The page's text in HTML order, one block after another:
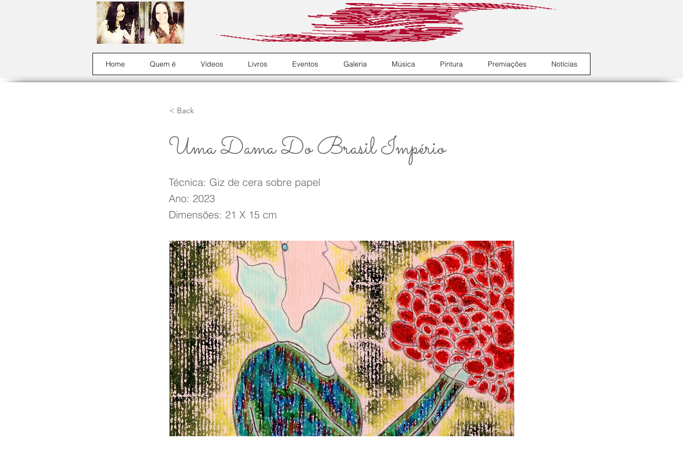
Home Quem é Vídeos Livros Eventos Galeria Música Pintura Premiações Notícias
< Back
Uma Dama Do Brasil Império
Técnica: Giz de cera sobre papel
Ano: 2023
Dimensões: 21 X 15 cm